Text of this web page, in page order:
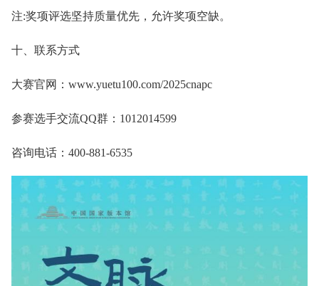
注:奖项评选坚持质量优先，允许奖项空缺。
十、联系方式
大赛官网：www.yuetu100.com/2025cnapc
参赛选手交流QQ群：1012014599
咨询电话：400-881-6535